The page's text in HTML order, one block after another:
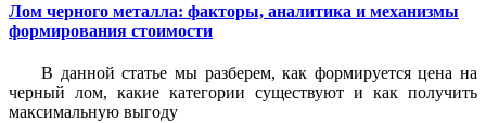
Лом черного металла: факторы, аналитика и механизмы
формирования стоимости
В данной статье мы разберем, как формируется цена на
черный лом, какие категории существуют и как получить
максимальную выгоду